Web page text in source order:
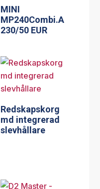
MINI
MP240Combi.A
230/50 EUR
Redskapskorg
md integrerad
slevhållare